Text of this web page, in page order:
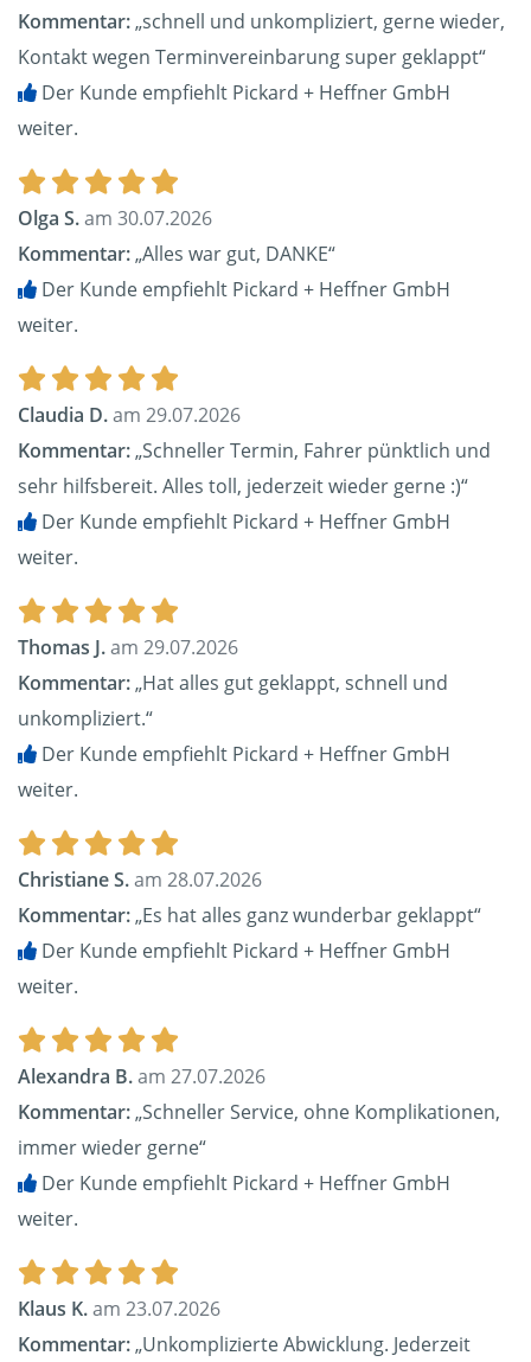
Kommentar:„schnell und unkompliziert, gerne wieder,
Kontakt wegen Terminvereinbarung super geklappt“
Der Kunde empfiehlt Pickard + Heffner GmbH
weiter.
Olga S.am 30.07.2026
Kommentar:„Alles war gut, DANKE“
Der Kunde empfiehlt Pickard + Heffner GmbH
weiter.
Claudia D.am 29.07.2026
Kommentar:„Schneller Termin, Fahrer pünktlich und
sehr hilfsbereit. Alles toll, jederzeit wieder gerne :)“
Der Kunde empfiehlt Pickard + Heffner GmbH
weiter.
Thomas J.am 29.07.2026
Kommentar:„Hat alles gut geklappt, schnell und
unkompliziert.“
Der Kunde empfiehlt Pickard + Heffner GmbH
weiter.
Christiane S.am 28.07.2026
Kommentar:„Es hat alles ganz wunderbar geklappt“
Der Kunde empfiehlt Pickard + Heffner GmbH
weiter.
Alexandra B.am 27.07.2026
Kommentar:„Schneller Service, ohne Komplikationen,
immer wieder gerne“
Der Kunde empfiehlt Pickard + Heffner GmbH
weiter.
Klaus K.am 23.07.2026
Kommentar:„Unkomplizierte Abwicklung. Jederzeit